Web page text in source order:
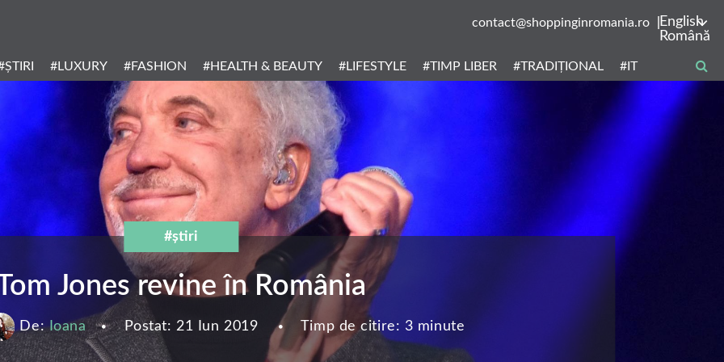
contact@shoppinginromania.ro
English
Română
Categories
#LUXURY #FASHION #HEALTH & BEAUTY #LIFESTYLE #TIMP LIBER #TRADIȚIONAL #IT
#știri
Jones revine în România
De: Ioana Postat:21 Iun 2019 Timp de citire: 3 minute